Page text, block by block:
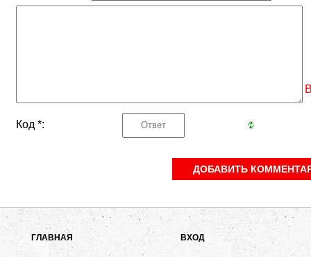
Код *:
ГЛАВНАЯ ВХОД